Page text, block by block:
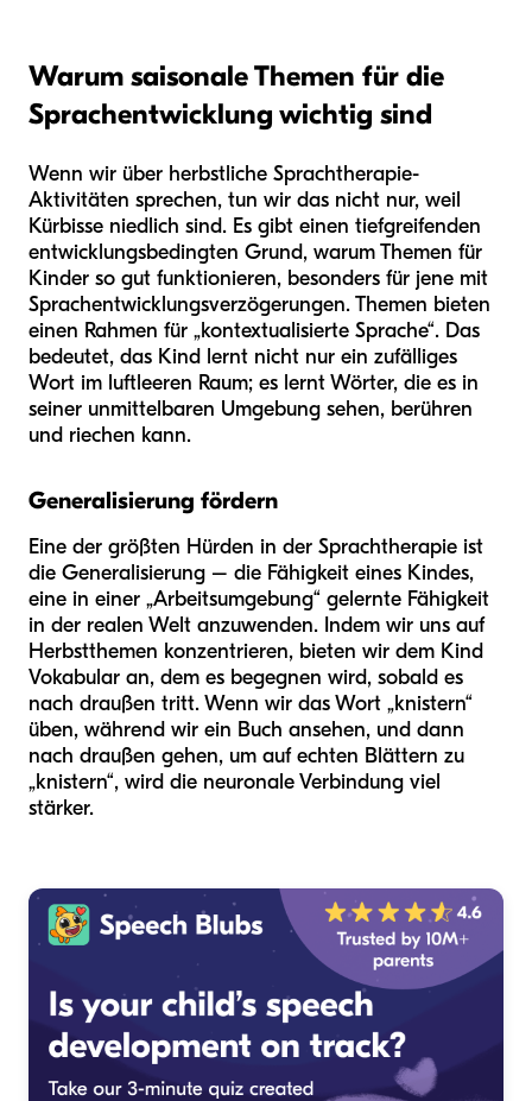
Warum saisonale Themen für die
Sprachentwicklung wichtig sind
Wenn wir über herbstliche Sprachtherapie-
Aktivitäten sprechen, tun wir das nicht nur, weil
Kürbisse niedlich sind. Es gibt einen tiefgreifenden
entwicklungsbedingten Grund, warum Themen für
Kinder so gut funktionieren, besonders für jene mit
Sprachentwicklungsverzögerungen. Themen bieten
einen Rahmen für „kontextualisierte Sprache“. Das
bedeutet, das Kind lernt nicht nur ein zufälliges
Wort im luftleeren Raum; es lernt Wörter, die es in
seiner unmittelbaren Umgebung sehen, berühren
und riechen kann.
Generalisierung fördern
Eine der größten Hürden in der Sprachtherapie ist
die Generalisierung – die Fähigkeit eines Kindes,
eine in einer „Arbeitsumgebung“ gelernte Fähigkeit
in der realen Welt anzuwenden. Indem wir uns auf
Herbstthemen konzentrieren, bieten wir dem Kind
Vokabular an, dem es begegnen wird, sobald es
nach draußen tritt. Wenn wir das Wort „knistern“
üben, während wir ein Buch ansehen, und dann
nach draußen gehen, um auf echten Blättern zu
„knistern“, wird die neuronale Verbindung viel
stärker.